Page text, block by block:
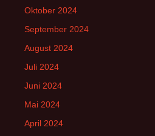
Oktober 2024
September 2024
August 2024
Juli 2024
Juni 2024
Mai 2024
April 2024